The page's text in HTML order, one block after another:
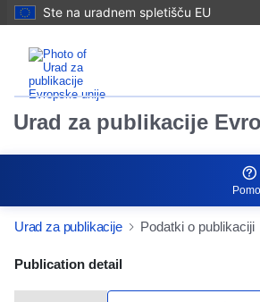
Ste na uradnem spletišču EU
Urad za publikacije
Urad za publikacije Podatki o publikaciji
Publication Detail Actions
Publication detail